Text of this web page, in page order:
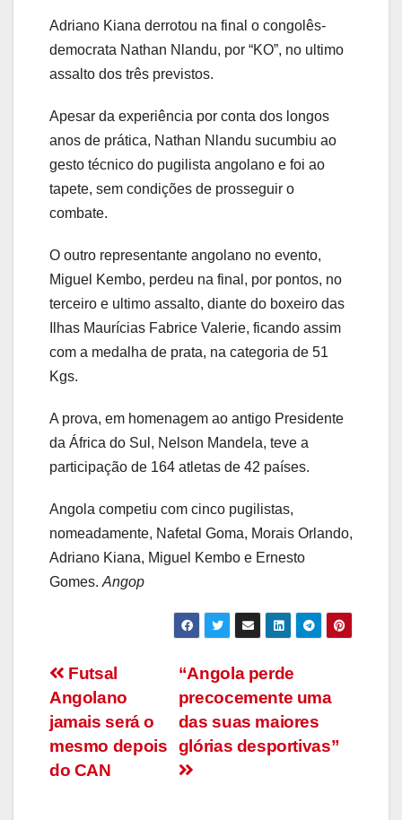
Adriano Kiana derrotou na final o congolês-
democrata Nathan Nlandu, por “KO”, no ultimo
assalto dos três previstos.
Apesar da experiência por conta dos longos
anos de prática, Nathan Nlandu sucumbiu ao
gesto técnico do pugilista angolano e foi ao
tapete, sem condições de prosseguir o
combate.
O outro representante angolano no evento,
Miguel Kembo, perdeu na final, por pontos, no
terceiro e ultimo assalto, diante do boxeiro das
Ilhas Maurícias Fabrice Valerie, ficando assim
com a medalha de prata, na categoria de 51
Kgs.
A prova, em homenagem ao antigo Presidente
da África do Sul, Nelson Mandela, teve a
participação de 164 atletas de 42 países.
Angola competiu com cinco pugilistas,
nomeadamente, Nafetal Goma, Morais Orlando,
Adriano Kiana, Miguel Kembo e Ernesto
Gomes. Angop
Navegação
de
artigos
“Angola perde
precocemente uma
das suas maiores
glórias desportivas”
Futsal
Angolano
jamais será o
mesmo depois
do CAN